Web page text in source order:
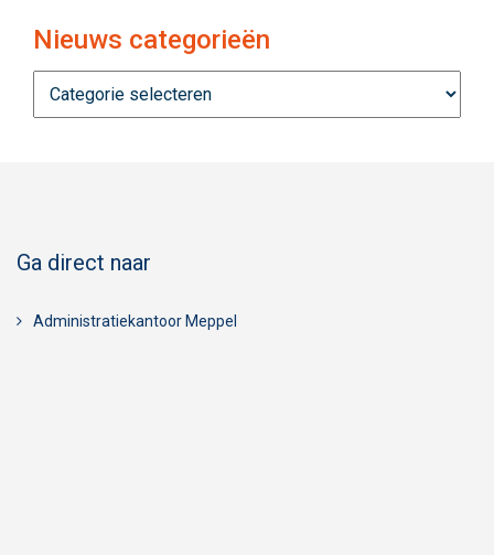
Nieuws categorieën
categorieën
Ga direct naar
Administratiekantoor Meppel